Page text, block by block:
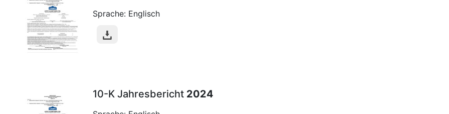
Sprache: Englisch
10-K Jahresbericht 2024